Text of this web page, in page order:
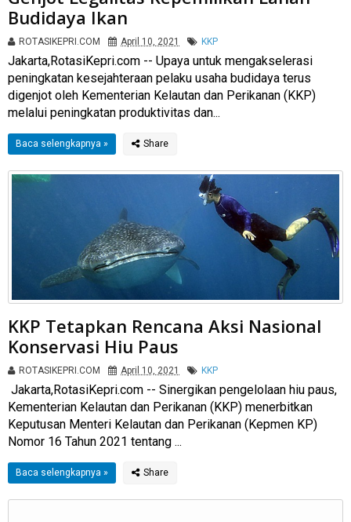
Budidaya Ikan
ROTASIKEPRI.COM April 10, 2021 KKP
Jakarta,RotasiKepri.com -- Upaya untuk mengakselerasi
peningkatan kesejahteraan pelaku usaha budidaya terus
digenjot oleh Kementerian Kelautan dan Perikanan (KKP)
melalui peningkatan produktivitas dan...
Baca selengkapnya »
KKP Tetapkan Rencana Aksi Nasional
Konservasi Hiu Paus
ROTASIKEPRI.COM April 10, 2021 KKP
Jakarta,RotasiKepri.com -- Sinergikan pengelolaan hiu paus,
Kementerian Kelautan dan Perikanan (KKP) menerbitkan
Keputusan Menteri Kelautan dan Perikanan (Kepmen KP)
Nomor 16 Tahun 2021 tentang ...
Baca selengkapnya »